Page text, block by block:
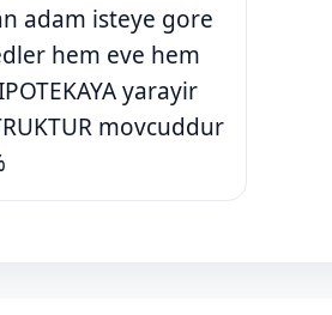
adam isteye gore
hem eve hem
yarayir
movcuddur